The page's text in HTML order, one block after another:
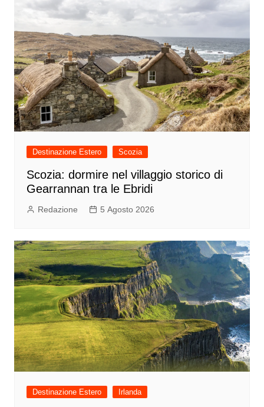
Destinazione Estero Scozia
Scozia: dormire nel villaggio storico di
Gearrannan tra le Ebridi
Redazione 5 Agosto 2026
Destinazione Estero Irlanda